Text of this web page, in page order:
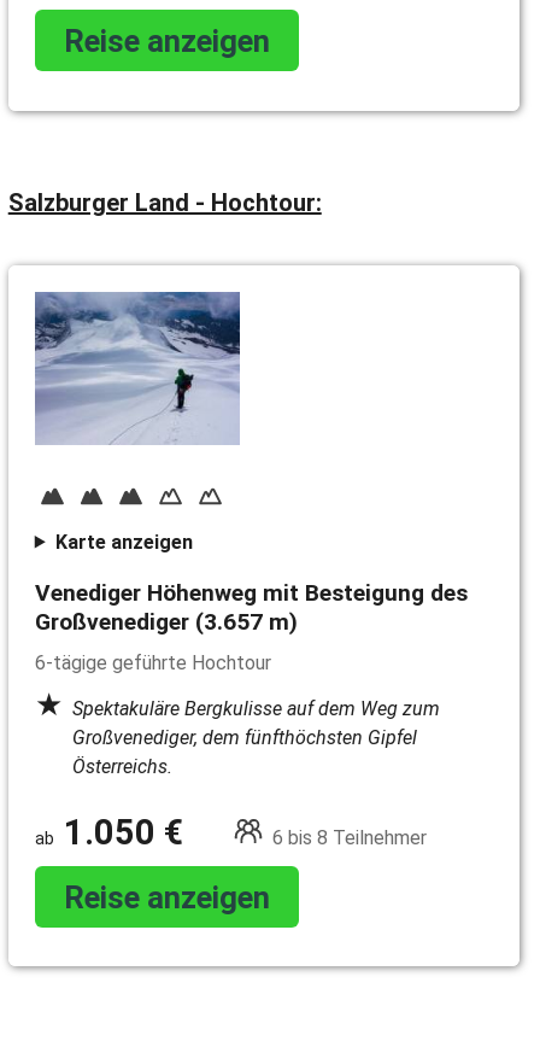
Reise anzeigen
Salzburger Land - Hochtour:
Karte anzeigen
Venediger Höhenweg mit Besteigung des
Großvenediger (3.657 m)
6-tägige geführte Hochtour
Spektakuläre Bergkulisse auf dem Weg zum
Großvenediger, dem fünfthöchsten Gipfel
Österreichs.
1.050 € 6 bis 8 Teilnehmer
Reise anzeigen